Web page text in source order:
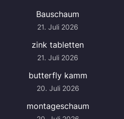
Bauschaum
21. Juli 2026
zink tabletten
21. Juli 2026
butterfly kamm
20. Juli 2026
montageschaum